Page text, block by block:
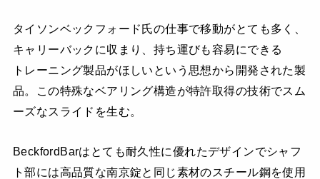
タイソンベックフォード氏の仕事で移動がとても多く、
キャリーバックに収まり、持ち運びも容易にできる
トレーニング製品がほしいという思想から開発された製
品。この特殊なベアリング構造が特許取得の技術でスム
ーズなスライドを生む。
BeckfordBarはとても耐久性に優れたデザインでシャフ
ト部には高品質な南京錠と同じ素材のスチール鋼を使用